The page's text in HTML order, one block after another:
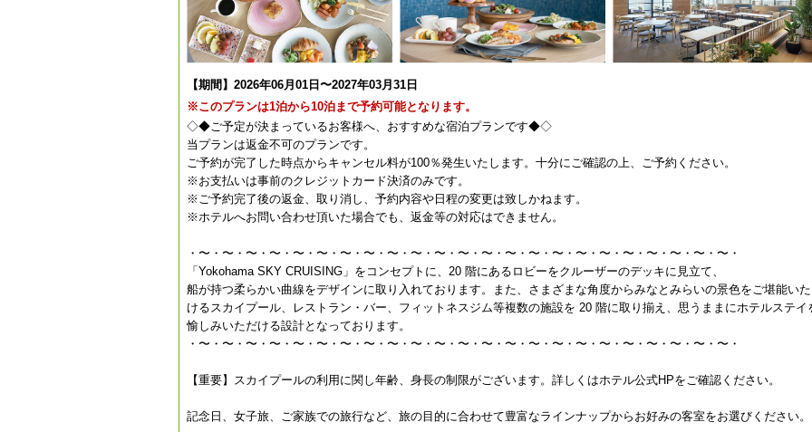
【期間】2026年06月01日〜2027年03月31日
※このプランは1泊から10泊まで予約可能となります。
◇◆ご予定が決まっているお客様へ、おすすめな宿泊プランです◆◇
当プランは返金不可のプランです。
ご予約が完了した時点からキャンセル料が100％発生いたします。十分にご確認の上、ご予約ください。
※お支払いは事前のクレジットカード決済のみです。
※ご予約完了後の返金、取り消し、予約内容や日程の変更は致しかねます。
※ホテルへお問い合わせ頂いた場合でも、返金等の対応はできません。
・〜・〜・〜・〜・〜・〜・〜・〜・〜・〜・〜・〜・〜・〜・〜・〜・〜・〜・〜・〜・〜・〜・〜・
「Yokohama SKY CRUISING」をコンセプトに、20 階にあるロビーをクルーザーのデッキに見立て、
船が持つ柔らかい曲線をデザインに取り入れております。また、さまざまな角度からみなとみらいの景色をご堪能い
けるスカイプール、レストラン・バー、フィットネスジム等複数の施設を 20 階に取り揃え、思うままにホテルステイ
愉しみいただける設計となっております。
・〜・〜・〜・〜・〜・〜・〜・〜・〜・〜・〜・〜・〜・〜・〜・〜・〜・〜・〜・〜・〜・〜・〜・
【重要】スカイプールの利用に関し年齢、身長の制限がございます。詳しくはホテル公式HPをご確認ください。
記念日、女子旅、ご家族での旅行など、旅の目的に合わせて豊富なラインナップからお好みの客室をお選びください。